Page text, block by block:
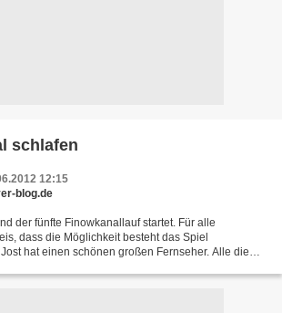
schlafen
12:15
blog.de
der fünfte Finowkanallauf startet. Für alle
dass die Möglichkeit besteht das Spiel
hat einen schönen großen Fernseher. Alle die